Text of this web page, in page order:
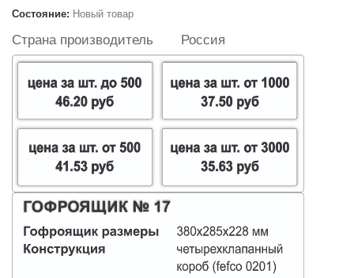
Состояние: Новый товар
Страна производитель Россия